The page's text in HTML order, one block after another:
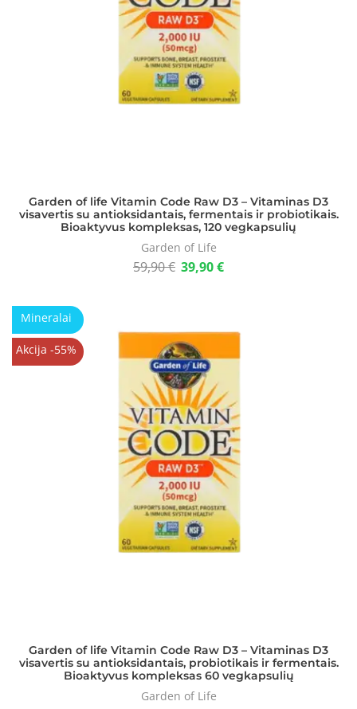
Garden of life Vitamin Code Raw D3 – Vitaminas D3
visavertis su antioksidantais, fermentais ir probiotikais.
Bioaktyvus kompleksas, 120 vegkapsulių
Garden of Life
59,90€ 39,90€
Mineralai
Akcija -55%
Garden of life Vitamin Code Raw D3 – Vitaminas D3
visavertis su antioksidantais, probiotikais ir fermentais.
Bioaktyvus kompleksas 60 vegkapsulių
Garden of Life